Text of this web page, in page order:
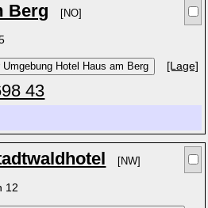
Berg [NO]
[Lage]
43
[NW]
12